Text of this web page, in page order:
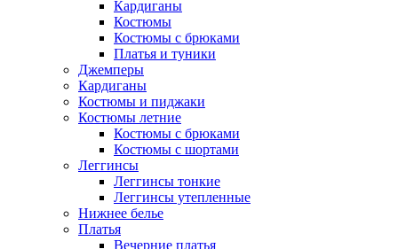
Кардиганы
Костюмы
Костюмы с брюками
Платья и туники
Джемперы
Кардиганы
Костюмы и пиджаки
Костюмы летние
Костюмы с брюками
Костюмы с шортами
Леггинсы
Леггинсы тонкие
Леггинсы утепленные
Нижнее белье
Платья
Вечерние платья